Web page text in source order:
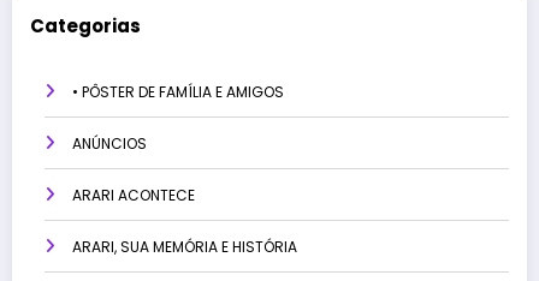
Categorias
• PÔSTER DE FAMÍLIA E AMIGOS
ANÚNCIOS
ARARI ACONTECE
ARARI, SUA MEMÓRIA E HISTÓRIA